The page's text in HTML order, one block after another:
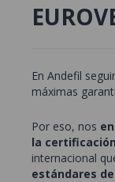
En Andefil
máximas
Por eso, nos
la
internacional
estándares